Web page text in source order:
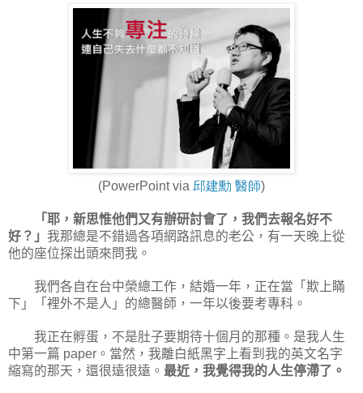
(PowerPoint via 邱建勳 醫師)
「耶，新思惟他們又有辦研討會了，我們去報名好不
好？」 我那總是不錯過各項網路訊息的老公，有一天晚上從
他的座位探出頭來問我。
我們各自在台中榮總工作，結婚一年，正在當「欺上瞞
下」「裡外不是人」的總醫師，一年以後要考專科。
我正在孵蛋，不是肚子要期待十個月的那種。是我人生
中第一篇 paper 。當然，我離白紙黑字上看到我的英文名字
縮寫的那天，還很遠很遠。 最近，我覺得我的人生停滯了。